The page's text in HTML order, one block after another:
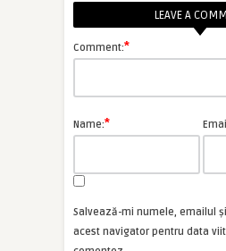
LEAVE A
Comment:*
Name:*
Salvează-mi numele, emailul
acest navigator pentru data